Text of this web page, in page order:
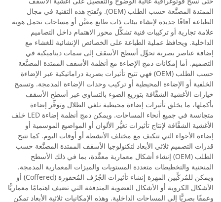
الممتدة المصنَّعة حسب الطلب (OEM). وتُفتح هذه التقنية في مجال
الطباعة آفاقًا جديدة لإنشاء بيئات ذات طابع معيَّن أو مساحات تحمل هوية
علامة تجارية أو تركيبات فنية تشكِّل محور الاهتمام داخل التصاميم
الداخلية. ويحافظ عملية الطباعة على الخصائص الإنشائية للغشاء مع
إضافة عناصر بصرية تحوِّل أسطح الأسقف إلى سمات ديناميكية في
التصميم. أما إمكانات دمج الإضاءة مع أنظمة الأسقف الممتدة المصنَّعة
حسب الطلب (OEM) فهي تتيح تأثيرات بصرية دراماتيكية عبر الإضاءة
الخلفية أو الإضاءة المحيطية أو تركيب وحدات الإضاءة المدمجة. وتسمح
خيارات الأغشية الشفَّافة بتوزيع الضوء بالتساوي عبر أسطح الأسقف
بأكملها، ما يخلق تأثيرات إضاءة محيطية تلغي الظلال وتوفِّر إضاءة
متجانسة في جميع أنحاء المساحات. ويمكن دمج أنظمة إضاءة LED خلف
الأغشية الشفَّافة لإنتاج تأثيرات تغيُّر الألوان أو المواضيع الموسمية أو
إضاءة الأجواء التي تتكيف مع مختلف الأنشطة أو أوقات اليوم. كما تتيح
قدرات التصميم ثلاثي الأبعاد لتكنولوجيا الأسقف الممتدة المصنَّعة حسب
الطلب (OEM) إنشاء أشكال معمارية معقَّدة، بما في ذلك الأسطح
المنحنية والتخطيطات متعددة المستويات والميزات المعمارية المدمجة.
ويمكن للمُركِّبين المهرة إنشاء تأثيرات الجُرُف المُحفورة (Coffered) أو
الأشكال الكروية أو الأشكال العضوية المتدفقة التي تضيف اهتمامًا معماريًّا
وعمقًا بصريًّا إلى المساحات الداخلية. وهذه الإمكانيات ثلاثية الأبعاد تمكن